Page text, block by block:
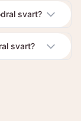
svart?
svart?